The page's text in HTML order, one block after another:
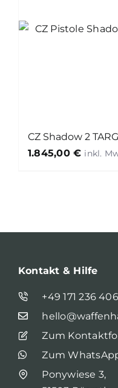
CZ Shadow 2
1.845,00€
Kontakt & Hilfe
+49 171 236
Zum
Zum
Ponywiese 3,